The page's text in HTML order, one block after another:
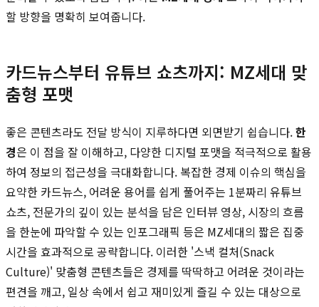
할 방향을 명확히 보여줍니다.
카드뉴스부터 유튜브 쇼츠까지: MZ세대 맞
춤형 포맷
좋은 콘텐츠라도 전달 방식이 지루하다면 외면받기 쉽습니다.한
경은 이 점을 잘 이해하고, 다양한 디지털 포맷을 적극적으로 활용
하여 정보의 접근성을 극대화합니다. 복잡한 경제 이슈의 핵심을
요약한 카드뉴스, 어려운 용어를 쉽게 풀어주는 1분짜리 유튜브
쇼츠, 전문가의 깊이 있는 분석을 담은 인터뷰 영상, 시장의 흐름
을 한눈에 파악할 수 있는 인포그래픽 등은 MZ세대의 짧은 집중
시간을 효과적으로 공략합니다. 이러한 '스낵 컬처(Snack
Culture)' 맞춤형 콘텐츠들은 경제를 딱딱하고 어려운 것이라는
편견을 깨고, 일상 속에서 쉽고 재미있게 즐길 수 있는 대상으로